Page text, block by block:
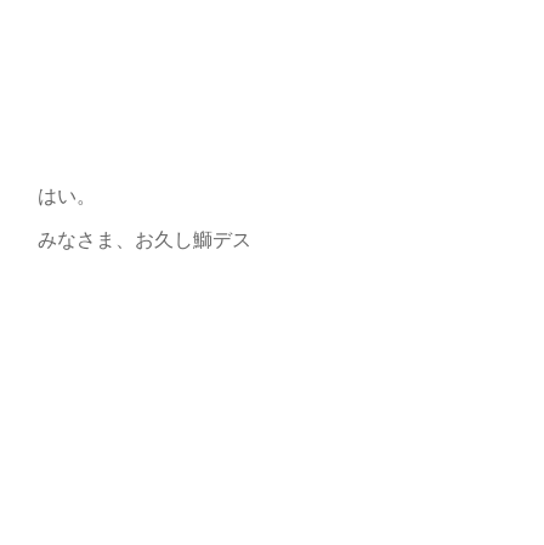
はい。
みなさま、お久し鰤デス